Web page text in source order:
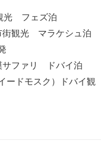
光 フェズ泊
街観光 マラケシュ泊
ファリ ドバイ泊
ドモスク）ドバイ観